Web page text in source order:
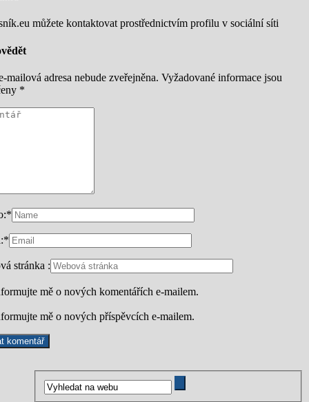
můžete kontaktovat prostřednictvím profilu v sociální síti
mailová adresa nebude zveřejněna. Vyžadované informace jsou
*
*
*
stránka :
mě o nových komentářích e-mailem.
mě o nových příspěvcích e-mailem.